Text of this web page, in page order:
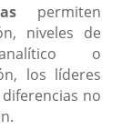
permiten
niveles de
o
los líderes
no